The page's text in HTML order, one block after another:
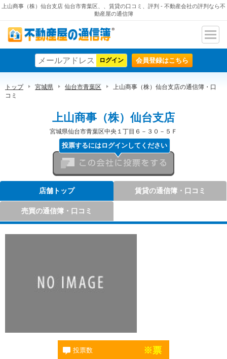
上山商事（株）仙台支店 仙台市青葉区、、賃貸の口コミ、評判 - 不動産会社の評判なら不
動産屋の通信簿
不動産屋の通信簿
ナビ
ン
会員登録はこちら
トップ 宮城県 仙台市青葉区
上山商事（株）仙台支店の通信簿・口
コミ
上山商事（株）仙台支店
宮城県仙台市青葉区中央１丁目６－３０－５Ｆ
この会社に投票をする
投票するにはログインしてください
店舗トップ 賃貸の通信簿・口コミ
売買の通信簿・口コミ
投票数 ※票